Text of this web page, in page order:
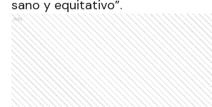
sano y equitativo”.
Ads